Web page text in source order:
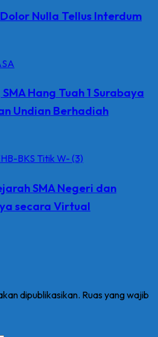
Nulla Tellus Interdum
Hang Tuah 1 Surabaya
Undian Berhadiah
SMA Negeri dan
secara Virtual
dipublikasikan. Ruas yang wajib